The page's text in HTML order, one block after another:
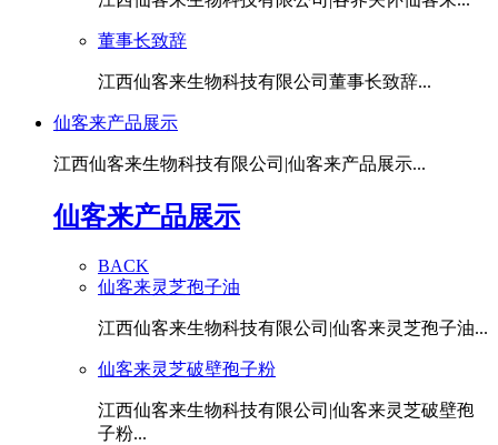
董事长致辞
江西仙客来生物科技有限公司董事长致辞...
仙客来产品展示
江西仙客来生物科技有限公司|仙客来产品展示...
仙客来产品展示
BACK
仙客来灵芝孢子油
江西仙客来生物科技有限公司|仙客来灵芝孢子油...
仙客来灵芝破壁孢子粉
江西仙客来生物科技有限公司|仙客来灵芝破壁孢
子粉...